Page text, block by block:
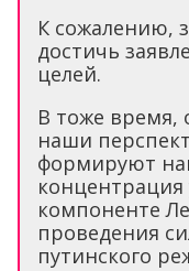
К сожалению,
достичь
целей.
В тоже время,
наши
формируют
компоненте
проведения
путинского